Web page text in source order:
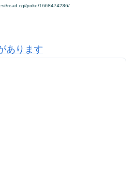
read.cgi/poke/1668474286/
あります